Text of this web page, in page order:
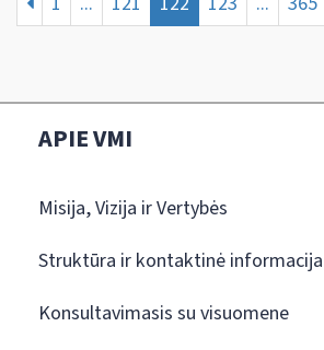
APIE VMI
Misija, Vizija ir Vertybės
Struktūra ir kontaktinė informacija
Konsultavimasis su visuomene